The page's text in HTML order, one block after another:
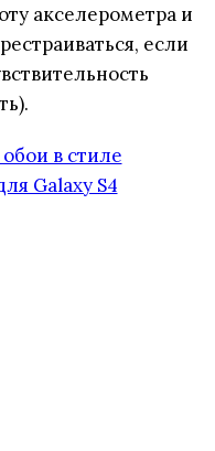
акселерометра и
если